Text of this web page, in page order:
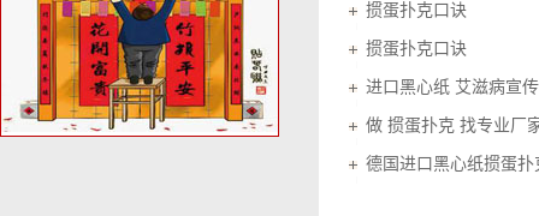
掼蛋扑克口诀
掼蛋扑克口诀
进口黑心纸 艾滋病宣
做 掼蛋扑克 找专业厂
德国进口黑心纸掼蛋扑